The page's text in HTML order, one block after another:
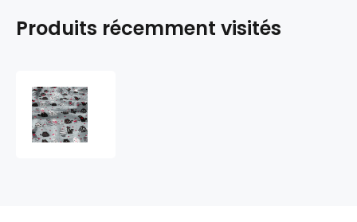
Produits récemment visités